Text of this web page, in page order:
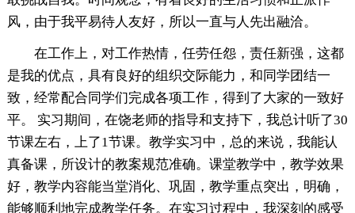
风，由于我平易待人友好，所以一直与人先出融洽。
在工作上，对工作热情，任劳任怨，责任新强，这都
是我的优点，具有良好的组织交际能力，和同学团结一
致，经常配合同学们完成各项工作，得到了大家的一致好
平。 实习期间，在饶老师的指导和支持下，我总计听了30
节课左右，上了1节课。教学实习中，总的来说，我能认
真备课，所设计的教案规范准确。课堂教学中，教学效果
好，教学内容能当堂消化、巩固，教学重点突出，明确，
能够顺利地完成教学任务。在实习过程中，我深刻的感受